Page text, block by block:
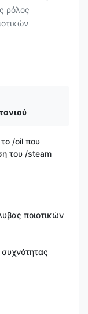
ρόλος
/oil που
του /steam
ποιοτικών